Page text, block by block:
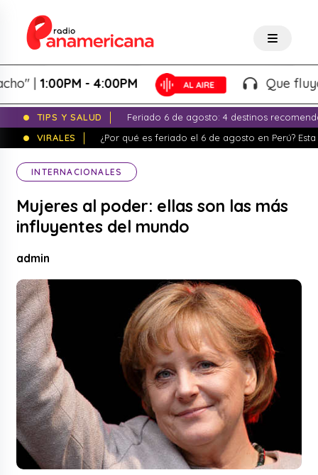
|1:00PM - 4:00PM Que fluya la
TIPS Y SALUD
Feriado 6 de agosto: 4 destinos
VIRALES
¿Por qué es feriado el 6 de agosto en Perú?
INTERNACIONALES
Mujeres al poder: ellas son las más
influyentes del mundo
admin